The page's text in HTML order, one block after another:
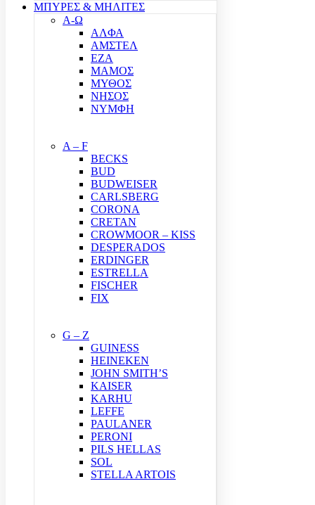
ΜΠΥΡΕΣ & ΜΗΛΙΤΕΣ
Α-Ω
ΑΛΦΑ
ΑΜΣΤΕΛ
ΕΖΑ
ΜΑΜΟΣ
ΜΥΘΟΣ
ΝΗΣΟΣ
ΝΥΜΦΗ
A – F
BECKS
BUD
BUDWEISER
CARLSBERG
CORONA
CRETAN
CROWMOOR – KISS
DESPERADOS
ERDINGER
ESTRELLA
FISCHER
FIX
G – Z
GUINESS
HEINEKEN
JOHN SMITH’S
KAISER
KARHU
LEFFE
PAULANER
PERONI
PILS HELLAS
SOL
STELLA ARTOIS